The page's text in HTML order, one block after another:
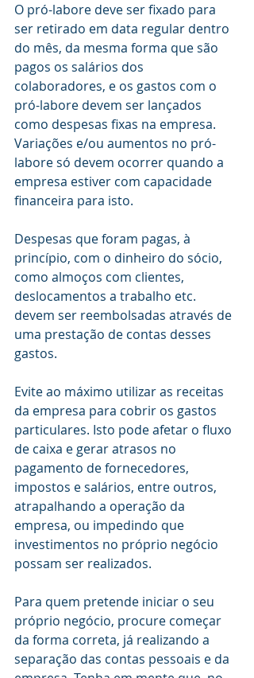
O pró-labore deve ser fixado para
ser retirado em data regular dentro
do mês, da mesma forma que são
pagos os salários dos
colaboradores, e os gastos com o
pró-labore devem ser lançados
como despesas fixas na empresa.
Variações e/ou aumentos no pró-
labore só devem ocorrer quando a
empresa estiver com capacidade
financeira para isto.
Despesas que foram pagas, à
princípio, com o dinheiro do sócio,
como almoços com clientes,
deslocamentos a trabalho etc.
devem ser reembolsadas através de
uma prestação de contas desses
gastos.
Evite ao máximo utilizar as receitas
da empresa para cobrir os gastos
particulares. Isto pode afetar o fluxo
de caixa e gerar atrasos no
pagamento de fornecedores,
impostos e salários, entre outros,
atrapalhando a operação da
empresa, ou impedindo que
investimentos no próprio negócio
possam ser realizados.
Para quem pretende iniciar o seu
próprio negócio, procure começar
da forma correta, já realizando a
separação das contas pessoais e da